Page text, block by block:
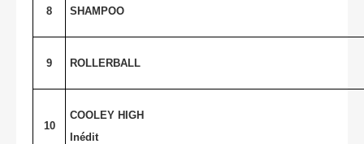
8 SHAMPOO
9 ROLLERBALL
10
COOLEY HIGH
Inédit